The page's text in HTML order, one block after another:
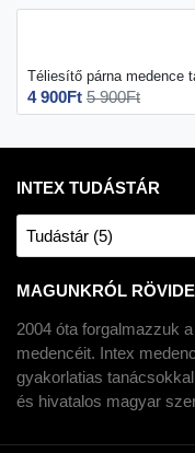
Téliesítő párna medence
4 900Ft 5 900Ft
INTEX TUDÁSTÁR
Tudástár (5)
MAGUNKRÓL
2004 óta forgalmazzuk
medencéit. Intex
gyakorlatias
és hivatalos magyar